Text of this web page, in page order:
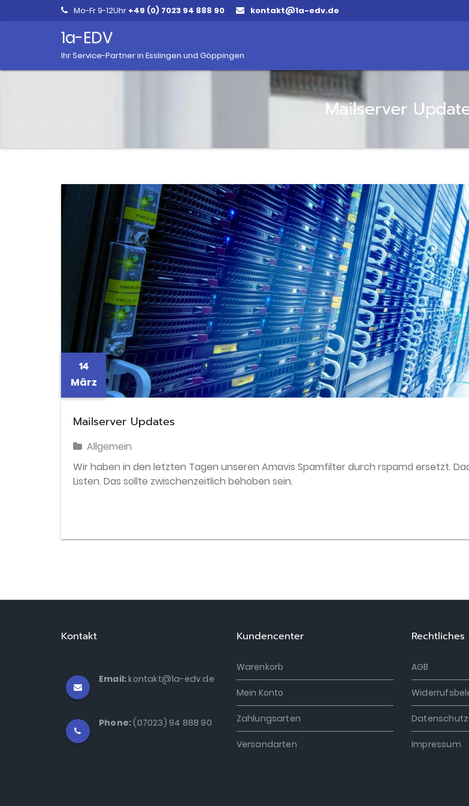
Mo-Fr 9-12Uhr +49 (0) 7023 94 888 90 kontakt@1a-edv.de
1a-EDV
Ihr Service-Partner in Esslingen und Göppingen
Mailserver
14
März
Mailserver Updates
Allgemein
Wir haben in den letzten Tagen unseren Amavis Spamfilter durch rspamd ersetzt.
Listen. Das sollte zwischenzeitlich behoben sein.
Kontakt
Email:kontakt@1a-edv.de
Phone:(07023) 94 888 90
Kundencenter
Warenkorb
Mein Konto
Zahlungsarten
Versandarten
Rechtliches
AGB
Impressum